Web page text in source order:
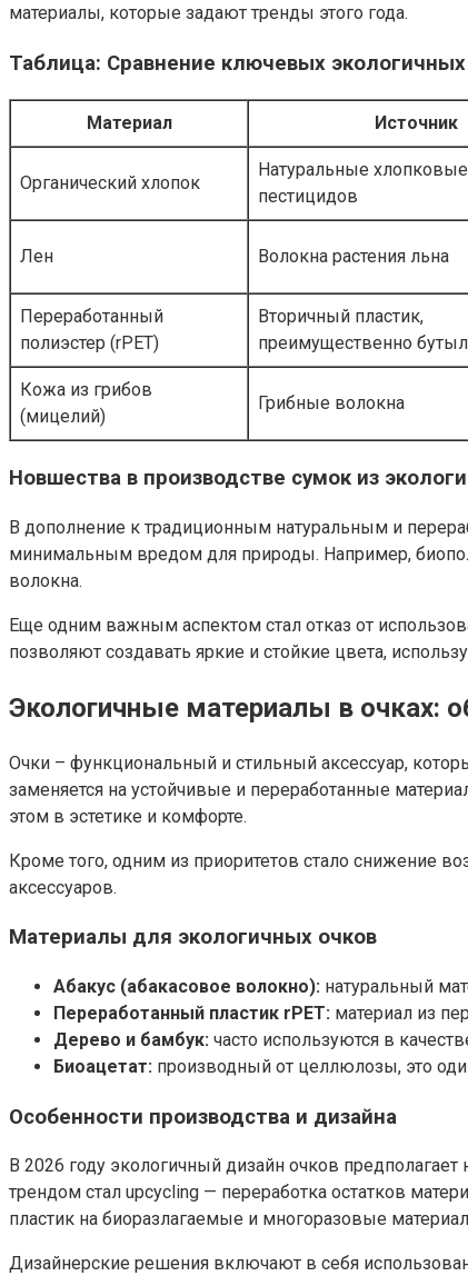
материалы, которые задают тренды этого года.
Таблица: Сравнение ключевых
Материал Источник
Органический хлопок
Натуральные
пестицидов
Лен Волокна растения льна
Переработанный
полиэстер (rPET)
Вторичный пластик,
преимущественно
Кожа из грибов
(мицелий)
Грибные волокна
Новшества в производстве сумок из
В дополнение к традиционным натуральным и
минимальным вредом для природы. Например,
волокна.
Еще одним важным аспектом стал отказ от
позволяют создавать яркие и стойкие цвета,
Экологичные материалы в очках:
Очки – функциональный и стильный аксессуар,
заменяется на устойчивые и переработанные
этом в эстетике и комфорте.
Кроме того, одним из приоритетов стало снижение
аксессуаров.
Материалы для экологичных очков
Абакус (абакасовое волокно): натуральный
Переработанный пластик rPET: материал из
Дерево и бамбук: часто используются в
Биоацетат: производный от целлюлозы, это
Особенности производства и дизайна
В 2026 году экологичный дизайн очков
трендом стал upcycling — переработка остатков
пластик на биоразлагаемые и многоразовые
Дизайнерские решения включают в себя